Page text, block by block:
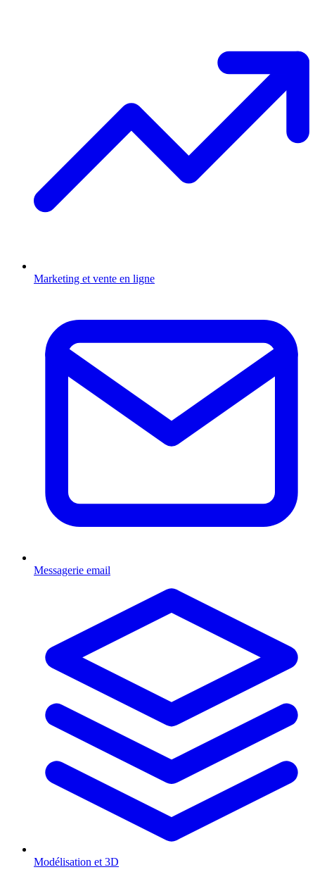
Marketing et vente en ligne
Messagerie email
Modélisation et 3D